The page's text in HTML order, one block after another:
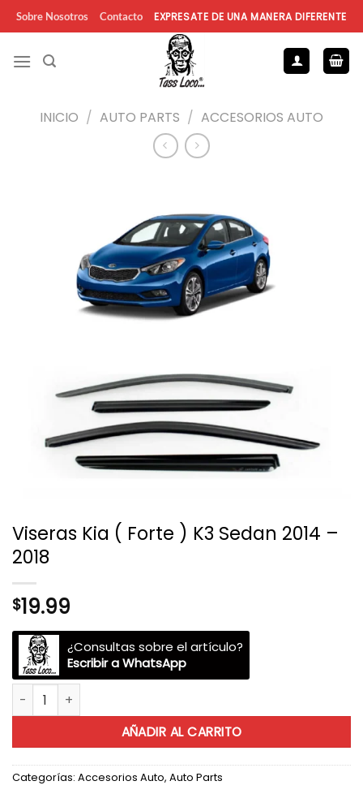
Saltar
al
contenido
Sobre Nosotros Contacto EXPRESATE DE UNA MANERA DIFERENTE
INICIO / AUTO PARTS / ACCESORIOS AUTO
Viseras Kia ( Forte ) K3 Sedan 2014 –
2018
$19.99
¿Consultas sobre el artículo?
Escribir a WhatsApp
Viseras Kia ( Forte ) K3 Sedan 2014 - 2018 cantidad
AÑADIR AL CARRITO
Categorías: Accesorios Auto, Auto Parts